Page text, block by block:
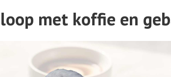
met koffie en